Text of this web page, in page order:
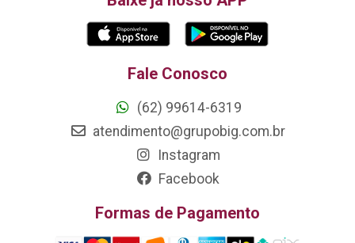
Fale Conosco
(62) 99614-6319
atendimento@grupobig.com.br
Instagram
Facebook
Formas de Pagamento